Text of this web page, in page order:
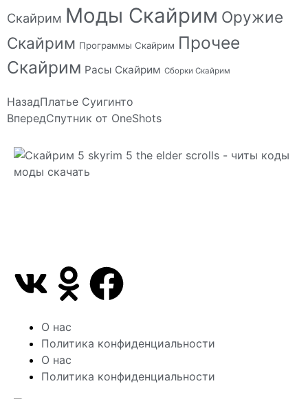
Скайрим Моды Скайрим Оружие
Скайрим Программы Скайрим Прочее
Скайрим Расы Скайрим Сборки Скайрим
НазадПлатье Суигинто
ВпередСпутник от OneShots
О нас
Политика конфиденциальности
О нас
Политика конфиденциальности